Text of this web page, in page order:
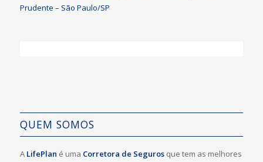
Prudente – São Paulo/SP
QUEM SOMOS
A LifePlan é uma Corretora de Segurosque tem as melhores